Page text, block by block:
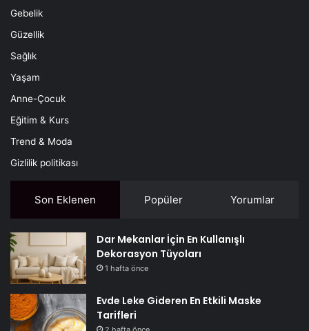
Gebelik
Güzellik
Sağlık
Yaşam
Anne-Çocuk
Eğitim & Kurs
Trend & Moda
Gizlilik politikası
Son Eklenen Popüler Yorumlar
Dar Mekanlar İçin En Kullanışlı
Dekorasyon Tüyoları
1 hafta önce
Evde Leke Gideren En Etkili Maske
Tarifleri